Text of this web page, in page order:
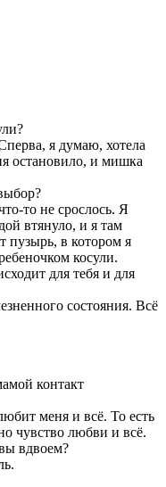
я думаю, хотела
остановило, и мишка
то не срослось. Я
втянуло, и я там
пузырь, в котором я
косули.
для тебя и для
состояния. Всё
контакт
меня и всё. То есть
чувство любви и всё.
вдвоем?